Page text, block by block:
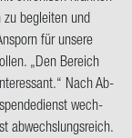
zu be­glei­ten und
für un­se­re
„Den Be­reich
Nach Ab­
wech­
ab­wechs­lungs­reich.